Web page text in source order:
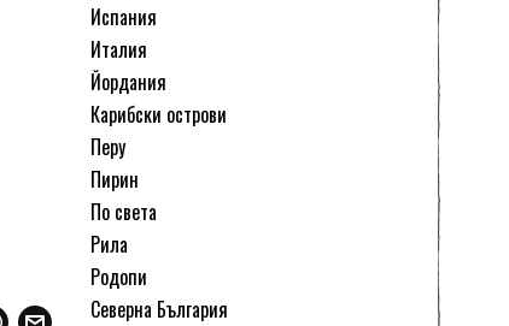
Испания
Италия
Йордания
Карибски острови
Перу
Пирин
По света
Рила
Родопи
Северна България